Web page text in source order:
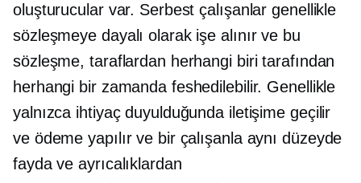
oluşturucular var. Serbest çalışanlar genellikle
sözleşmeye dayalı olarak işe alınır ve bu
sözleşme, taraflardan herhangi biri tarafından
herhangi bir zamanda feshedilebilir. Genellikle
yalnızca ihtiyaç duyulduğunda iletişime geçilir
ve ödeme yapılır ve bir çalışanla aynı düzeyde
fayda ve ayrıcalıklardan